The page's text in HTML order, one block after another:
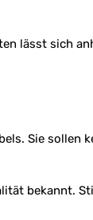
lässt sich
Sie sollen
bekannt.